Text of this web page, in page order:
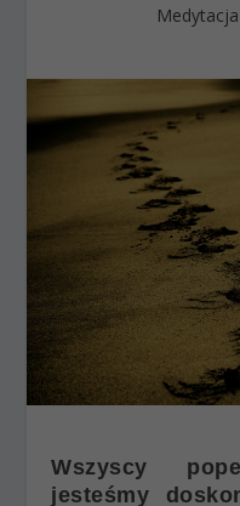
Medytacja
Wszyscy
jesteśmy